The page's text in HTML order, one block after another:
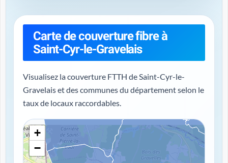
Carte de couverture fibre à
Saint-Cyr-le-Gravelais
Visualisez la couverture FTTH de Saint-Cyr-le-
Gravelais et des communes du département selon le
taux de locaux raccordables.
+
−